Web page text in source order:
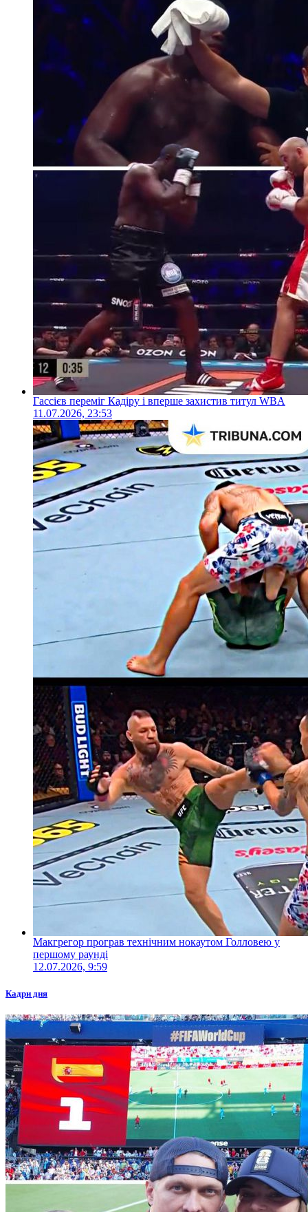
Гассієв переміг Кадіру і вперше захистив титул WBA
11.07.2026, 23:53
Макгрегор програв технічним нокаутом Голловею у
першому раунді
12.07.2026, 9:59
Кадри дня